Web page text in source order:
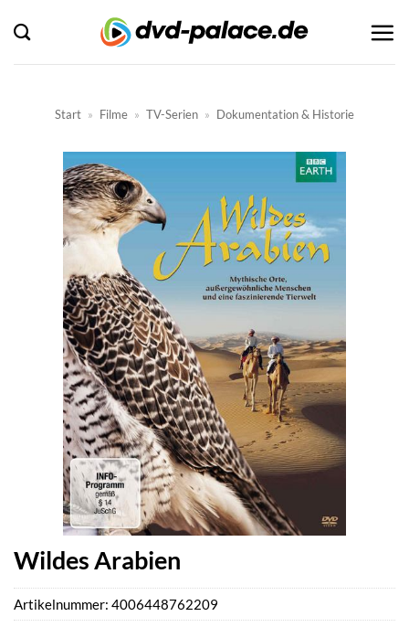
Inhalt
springen
Start » Filme » TV-Serien » Dokumentation & Historie
Wildes Arabien
Artikelnummer: 4006448762209